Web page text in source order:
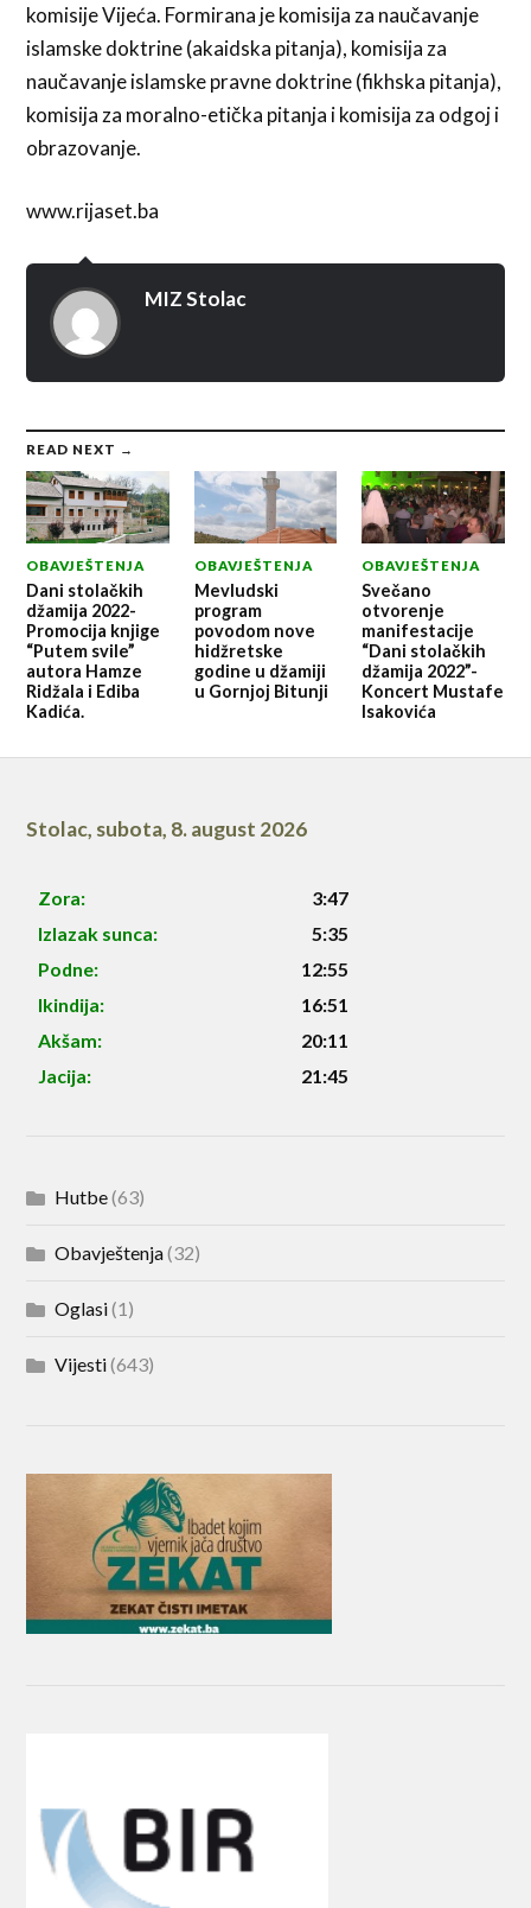
komisije Vijeća. Formirana je komisija za naučavanje
islamske doktrine (akaidska pitanja), komisija za
naučavanje islamske pravne doktrine (fikhska pitanja),
komisija za moralno-etička pitanja i komisija za odgoj i
obrazovanje.
www.rijaset.ba
MIZ Stolac
READ NEXT →
OBAVJEŠTENJA
Dani stolačkih
džamija 2022-
Promocija knjige
“Putem svile”
autora Hamze
Ridžala i Ediba
Kadića.
OBAVJEŠTENJA
Mevludski
program
povodom nove
hidžretske
godine u džamiji
u Gornjoj Bitunji
OBAVJEŠTENJA
Svečano
otvorenje
manifestacije
“Dani stolačkih
džamija 2022”-
Koncert Mustafe
Isakovića
Stolac, subota, 8. august 2026
Zora:
3:47
Izlazak sunca:
5:35
Podne:
12:55
Ikindija:
16:51
Akšam:
20:11
Jacija:
21:45
Hutbe(63)
Obavještenja(32)
Oglasi(1)
Vijesti(643)